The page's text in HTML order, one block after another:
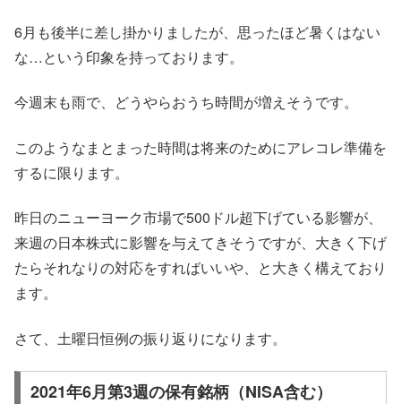
6月も後半に差し掛かりましたが、思ったほど暑くはない
な…という印象を持っております。
今週末も雨で、どうやらおうち時間が増えそうです。
このようなまとまった時間は将来のためにアレコレ準備を
するに限ります。
昨日のニューヨーク市場で500ドル超下げている影響が、
来週の日本株式に影響を与えてきそうですが、大きく下げ
たらそれなりの対応をすればいいや、と大きく構えており
ます。
さて、土曜日恒例の振り返りになります。
2021年6月第3週の保有銘柄（NISA含む）